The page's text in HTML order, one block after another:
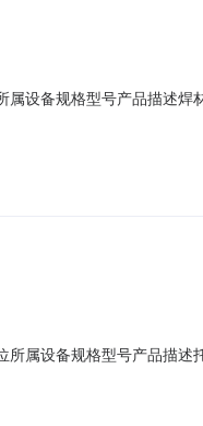
设备规格型号产品描述
2026-08-1010:30:00报价
属设备规格型号产品描
间：2026-08-1111:00:00